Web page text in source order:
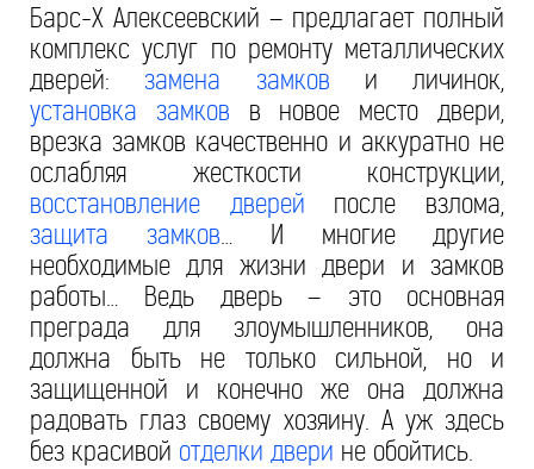
Барс-Х Алексеевский – предлагает полный
комплекс услуг по ремонту металлических
дверей: замена замков и личинок,
установка замков в новое место двери,
врезка замков качественно и аккуратно не
ослабляя жесткости конструкции,
восстановление дверей после взлома,
защита замков… И многие другие
необходимые для жизни двери и замков
работы… Ведь дверь – это основная
преграда для злоумышленников, она
должна быть не только сильной, но и
защищенной и конечно же она должна
радовать глаз своему хозяину. А уж здесь
без красивой отделки двери не обойтись.